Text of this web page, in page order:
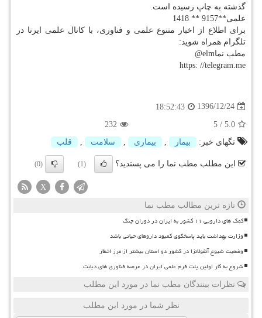
گذشته به چاپ رسیده است.
علمی**9157 ** 1418
برای اطلاع از اخبار متنوع علمی و فناوری، با كانال علمی ایرنا در
تلگرام همراه شوید:
مطب نماelm@
https: //telegram.me
1396/12/24
18:52:43
5.0
/
5
232
تگهای خبر:
بیمار بیماری سلامت قلب
این مطلب مطب نما را می پسندید؟ (1)
(0)
X
تازه ترین مطالب مطب نما
کمک های دارویی ۱۱ کشور به ایران در دوران جنگ
وزارت بهداشت باید پاسخگوی کمبود داروهای حیاتی باشد
وضعیت شیوع آنفولانزا در کشور دو استان بیشتر از مرز اخطار
شروع به کار اولین پلت فرم علمی ایران در عرصه فناوری های دیابت
نظرات بینندگان مطب نما در مورد این مطلب
نظر شما در مورد این مطلب